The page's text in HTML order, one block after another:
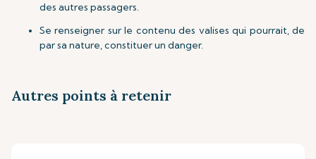
des autres passagers.
Se renseigner sur le contenu des valises qui pourrait, de
par sa nature, constituer un danger.
Autres points à retenir